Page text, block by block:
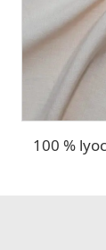
100 %